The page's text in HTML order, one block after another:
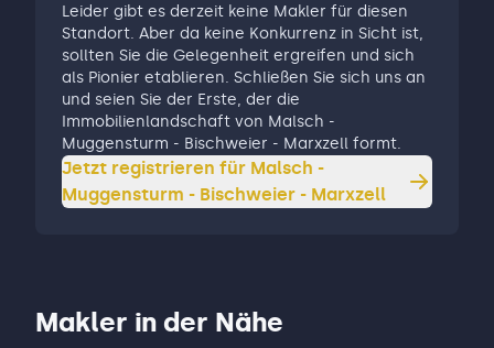
Leider gibt es derzeit keine Makler für diesen
Standort. Aber da keine Konkurrenz in Sicht ist,
sollten Sie die Gelegenheit ergreifen und sich
als Pionier etablieren. Schließen Sie sich uns an
und seien Sie der Erste, der die
Immobilienlandschaft von Malsch -
Muggensturm - Bischweier - Marxzell formt.
Jetzt registrieren für Malsch -
Muggensturm - Bischweier - Marxzell
Makler in der Nähe